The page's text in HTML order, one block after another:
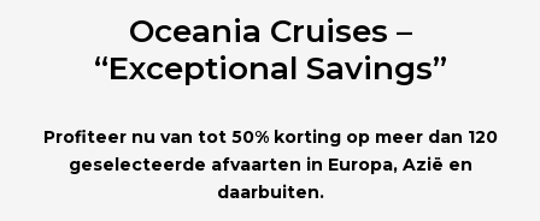
Oceania Cruises –
“Exceptional Savings”
Profiteer nu van tot 50% korting op meer dan 120
geselecteerde afvaarten in Europa, Azië en
daarbuiten.